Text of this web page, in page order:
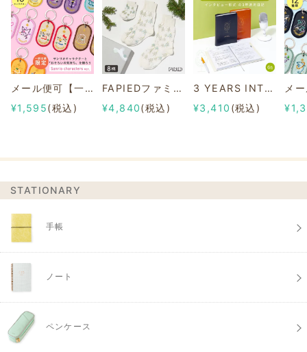
メール便可【一部店舗限定】2/8b PAIR KEY RING Sanrio characters ver.
¥1,595(税込)
FAPIEDファミリーソックスセット 総柄
¥4,840(税込)
3 YEARS INTERVIEW DIARY
¥3,410 (税込)
STATIONARY
手帳
ノート
ペンケース